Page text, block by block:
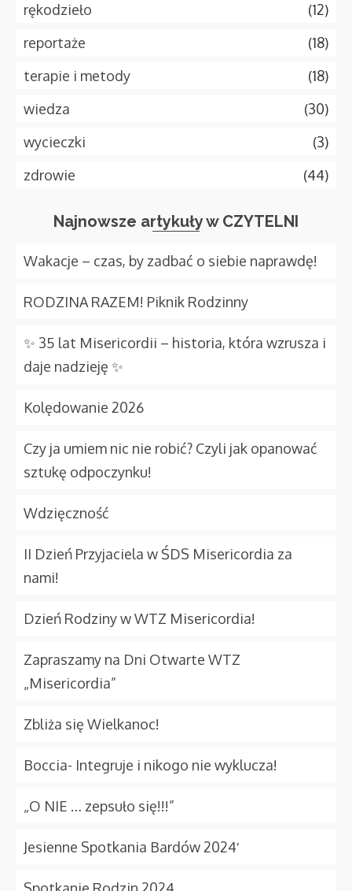
rękodzieło
(12)
reportaże
(18)
terapie i metody
(18)
wiedza
(30)
wycieczki
(3)
zdrowie
(44)
Najnowsze artykuły w CZYTELNI
Wakacje – czas, by zadbać o siebie naprawdę!
RODZINA RAZEM! Piknik Rodzinny
✨ 35 lat Misericordii – historia, która wzrusza i
daje nadzieję ✨
Kolędowanie 2026
Czy ja umiem nic nie robić? Czyli jak opanować
sztukę odpoczynku!
Wdzięczność
II Dzień Przyjaciela w ŚDS Misericordia za
nami!
Dzień Rodziny w WTZ Misericordia!
Zapraszamy na Dni Otwarte WTZ
„Misericordia”
Zbliża się Wielkanoc!
Boccia- Integruje i nikogo nie wyklucza!
„O NIE … zepsuło się!!!”
Jesienne Spotkania Bardów 2024′